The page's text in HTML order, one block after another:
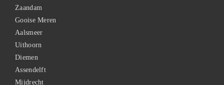
Zaandam
Gooise Meren
Aalsmeer
Uithoorn
Diemen
Assendelft
Mijdrecht